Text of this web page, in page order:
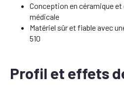
Conception en céramique et
médicale
Matériel sûr et fiable avec
510
Profil et effets